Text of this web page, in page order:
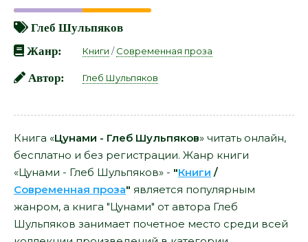
Глеб Шульпяков
Жанр:
Книги /Современная проза
Автор: Глеб Шульпяков
Книга «Цунами - Глеб Шульпяков» читать онлайн,
бесплатно и без регистрации. Жанр книги
«Цунами - Глеб Шульпяков» - "Книги /
Современная проза" является популярным
жанром, а книга "Цунами" от автора Глеб
Шульпяков занимает почетное место среди всей